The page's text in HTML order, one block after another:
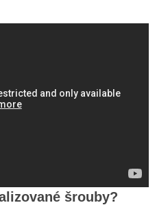
šrouby?